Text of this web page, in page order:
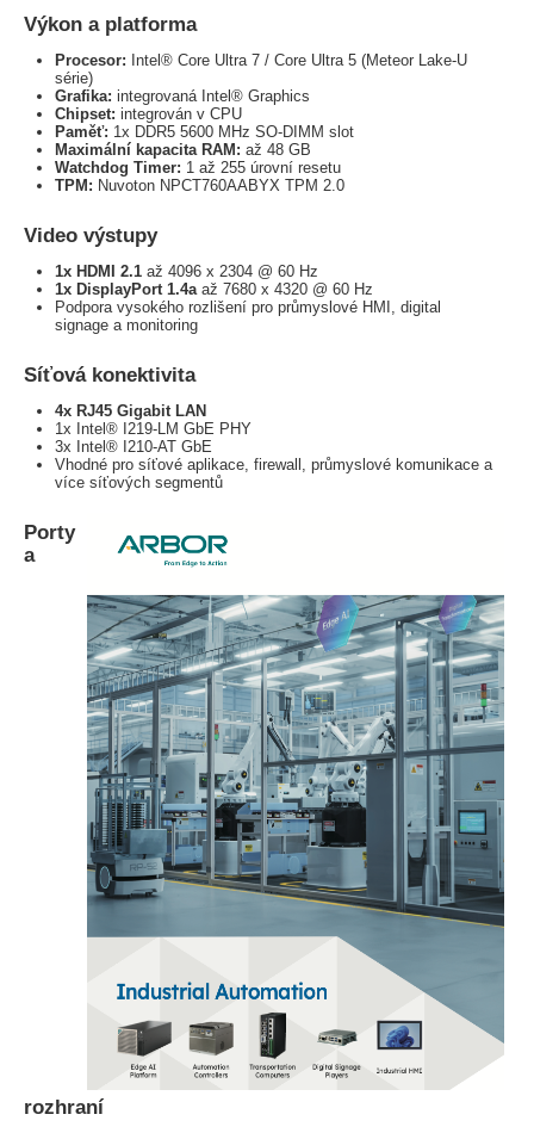
Výkon a platforma
Procesor: Intel® Core Ultra 7 / Core Ultra 5 (Meteor Lake-U
série)
Grafika: integrovaná Intel® Graphics
Chipset: integrován v CPU
Paměť: 1x DDR5 5600 MHz SO-DIMM slot
Maximální kapacita RAM: až 48 GB
Watchdog Timer: 1 až 255 úrovní resetu
TPM: Nuvoton NPCT760AABYX TPM 2.0
Video výstupy
1x HDMI 2.1 až 4096 x 2304 @ 60 Hz
1x DisplayPort 1.4aaž 7680 x 4320 @ 60 Hz
Podpora vysokého rozlišení pro průmyslové HMI, digital
signage a monitoring
Síťová konektivita
4x RJ45 Gigabit LAN
1x Intel® I219-LM GbE PHY
3x Intel® I210-AT GbE
Vhodné pro síťové aplikace, firewall, průmyslové komunikace a
více síťových segmentů
Porty
a
rozhraní